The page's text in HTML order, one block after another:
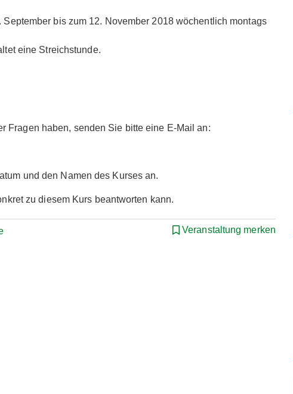
bis zum 12. November 2018 wöchentlich montags
eine Streichstunde.
Fragen haben, senden Sie bitte eine E-Mail an:
und den Namen des Kurses an.
zu diesem Kurs beantworten kann.
Veranstaltung merken